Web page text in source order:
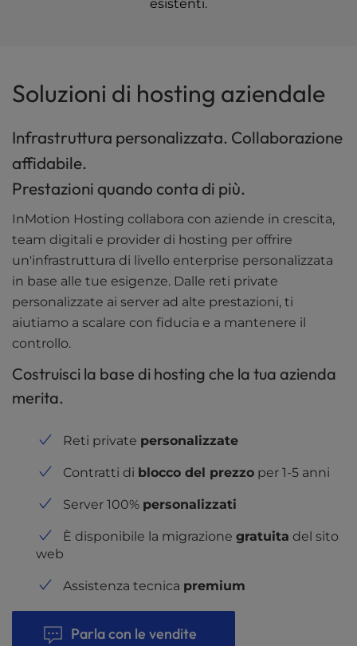
esistenti.
Soluzioni di hosting aziendale
Infrastruttura personalizzata. Collaborazione
affidabile.
Prestazioni quando conta di più.
InMotion Hosting collabora con aziende in crescita,
team digitali e provider di hosting per offrire
un'infrastruttura di livello enterprise personalizzata
in base alle tue esigenze. Dalle reti private
personalizzate ai server ad alte prestazioni, ti
aiutiamo a scalare con fiducia e a mantenere il
controllo.
Costruisci la base di hosting che la tua azienda
merita.
Reti private personalizzate
Contratti di blocco del prezzo per 1-5 anni
Server 100% personalizzati
È disponibile la migrazione gratuita del sito
web
Assistenza tecnica premium
Parla con le vendite